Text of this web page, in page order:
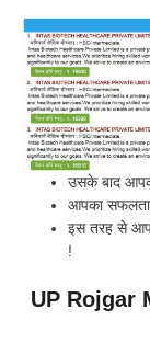
उसके बाद
आपका
इस तरह से
!
UP Rojgar